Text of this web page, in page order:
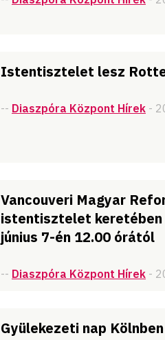
Istentisztelet lesz
-- Diaszpóra Központ Hírek -
Vancouveri Magyar
istentisztelet keretében
június 7-én 12.00 órától
-- Diaszpóra Központ Hírek -
Gyülekezeti nap